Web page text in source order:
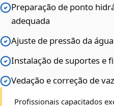
Preparação de ponto
adequada
Ajuste de pressão da
Instalação de suportes e
Vedação e correção de
Profissionais capacitados